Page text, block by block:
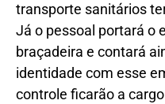
transporte sanitários
Já o pessoal portará o
braçadeira e contará
identidade com esse
controle ficarão a